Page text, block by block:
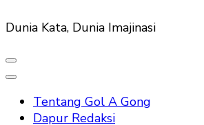
Dunia Kata, Dunia Imajinasi
Tentang Gol A Gong
Dapur Redaksi